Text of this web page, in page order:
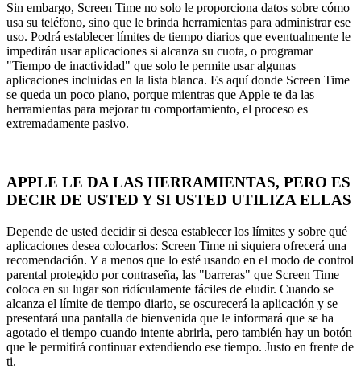
Sin embargo, Screen Time no solo le proporciona datos sobre cómo
usa su teléfono, sino que le brinda herramientas para administrar ese
uso. Podrá establecer límites de tiempo diarios que eventualmente le
impedirán usar aplicaciones si alcanza su cuota, o programar
"Tiempo de inactividad" que solo le permite usar algunas
aplicaciones incluidas en la lista blanca. Es aquí donde Screen Time
se queda un poco plano, porque mientras que Apple te da las
herramientas para mejorar tu comportamiento, el proceso es
extremadamente pasivo.
APPLE LE DA LAS HERRAMIENTAS, PERO ES
DECIR DE USTED Y SI USTED UTILIZA ELLAS
Depende de usted decidir si desea establecer los límites y sobre qué
aplicaciones desea colocarlos: Screen Time ni siquiera ofrecerá una
recomendación. Y a menos que lo esté usando en el modo de control
parental protegido por contraseña, las "barreras" que Screen Time
coloca en su lugar son ridículamente fáciles de eludir. Cuando se
alcanza el límite de tiempo diario, se oscurecerá la aplicación y se
presentará una pantalla de bienvenida que le informará que se ha
agotado el tiempo cuando intente abrirla, pero también hay un botón
que le permitirá continuar extendiendo ese tiempo. Justo en frente de
ti.